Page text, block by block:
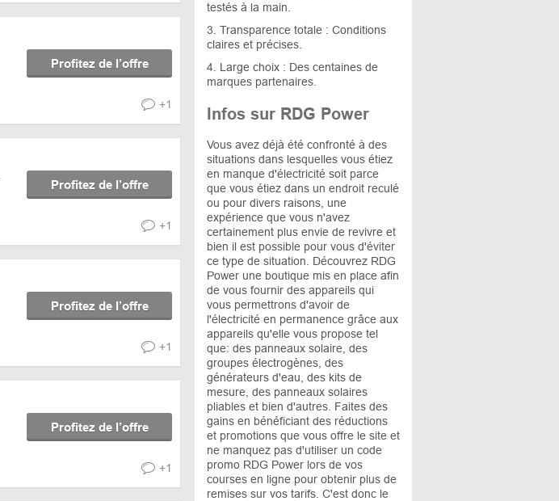
Profitez de l’offre
+1
Profitez de l’offre
+1
Profitez de l’offre
+1
Profitez de l’offre
+1
testés à la main.
3. Transparence totale : Conditions
claires et précises.
4. Large choix : Des centaines de
marques partenaires.
Infos sur RDG Power
Vous avez déjà été confronté à des
situations dans lesquelles vous étiez
en manque d'électricité soit parce
que vous étiez dans un endroit reculé
ou pour divers raisons, une
expérience que vous n'avez
certainement plus envie de revivre et
bien il est possible pour vous d'éviter
ce type de situation. Découvrez RDG
Power une boutique mis en place afin
de vous fournir des appareils qui
vous permettrons d'avoir de
l'électricité en permanence grâce aux
appareils qu'elle vous propose tel
que: des panneaux solaire, des
groupes électrogènes, des
générateurs d'eau, des kits de
mesure, des panneaux solaires
pliables et bien d'autres. Faites des
gains en bénéficiant des réductions
et promotions que vous offre le site et
ne manquez pas d'utiliser un code
promo RDG Power lors de vos
courses en ligne pour obtenir plus de
remises sur vos tarifs. C'est donc le